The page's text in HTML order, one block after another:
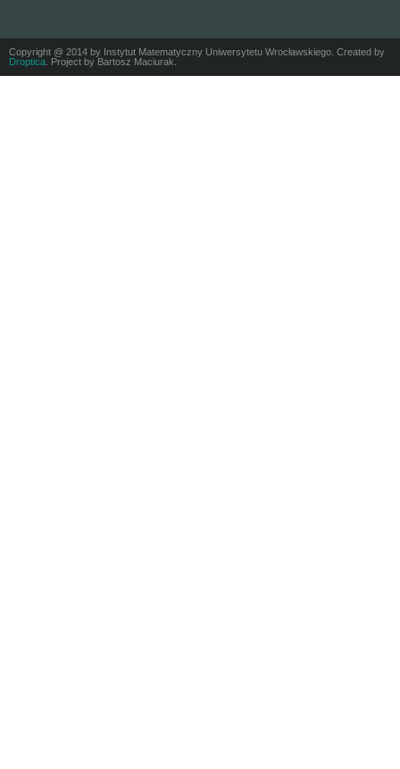
Copyright @ 2014 by Instytut Matematyczny Uniwersytetu Wrocławskiego. Created by
Droptica . Project by Bartosz Maciurak.